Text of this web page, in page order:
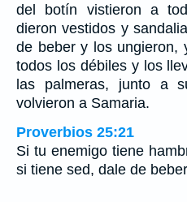
del botín vistieron a
dieron vestidos y
de beber y los ungieron,
todos los débiles y los
las palmeras, junto a
volvieron a Samaria.
Proverbios 25:21
Si tu enemigo tiene
si tiene sed, dale de